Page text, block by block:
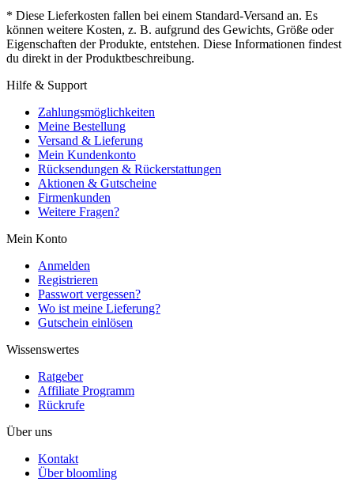
* Diese Lieferkosten fallen bei einem Standard-Versand an. Es
können weitere Kosten, z. B. aufgrund des Gewichts, Größe oder
Eigenschaften der Produkte, entstehen. Diese Informationen findest
du direkt in der Produktbeschreibung.
Hilfe & Support
Zahlungsmöglichkeiten
Meine Bestellung
Versand & Lieferung
Mein Kundenkonto
Rücksendungen & Rückerstattungen
Aktionen & Gutscheine
Firmenkunden
Weitere Fragen?
Mein Konto
Anmelden
Registrieren
Passwort vergessen?
Wo ist meine Lieferung?
Gutschein einlösen
Wissenswertes
Ratgeber
Affiliate Programm
Rückrufe
Über uns
Kontakt
Über bloomling